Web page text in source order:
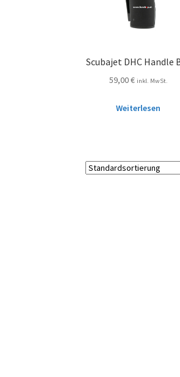
Scubajet DHC Handle
59,00€ inkl. MwSt.
Weiterlesen